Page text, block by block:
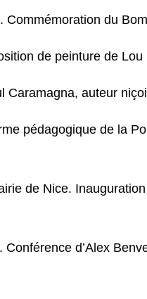
Commémoration du
de peinture de
Caramagna, auteur
pédagogique de la
de Nice.
d’Alex